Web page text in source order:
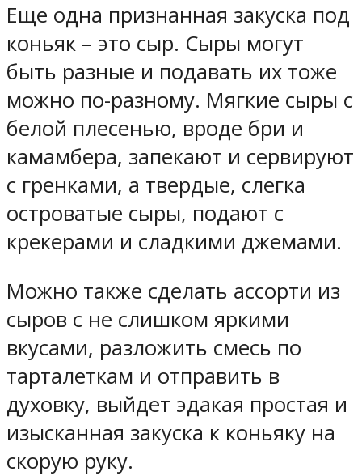
Еще одна признанная закуска под
коньяк – это сыр. Сыры могут
быть разные и подавать их тоже
можно по-разному. Мягкие сыры с
белой плесенью, вроде бри и
камамбера, запекают и сервируют
с гренками, а твердые, слегка
островатые сыры, подают с
крекерами и сладкими джемами.
Можно также сделать ассорти из
сыров с не слишком яркими
вкусами, разложить смесь по
тарталеткам и отправить в
духовку, выйдет эдакая простая и
изысканная закуска к коньяку на
скорую руку.